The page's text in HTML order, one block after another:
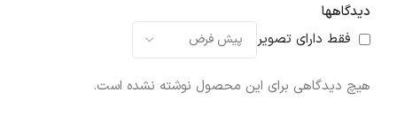
دیدگاهها
فقط دارای تصویر
هیچ دیدگاهی برای این محصول نوشته نشده است.